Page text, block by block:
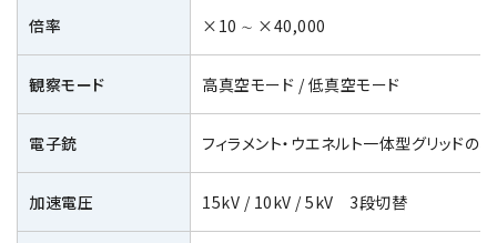
成膜関連機器 (電子銃・プラズマ源・他)
材料生成機器 (ナノ粒子合成／ナノ粒子表面改質・電子ビー
ム溶解)
お客様紹介 / 開発秘話
導入事例
Interview
倍率 ×10 ∼ ×40,000
観察モード 高真空モード / 低真空モード
電子銃 フィラメント・ウエネルト一体型グリッドの
加速電圧 15kV / 10kV / 5kV 3段切替